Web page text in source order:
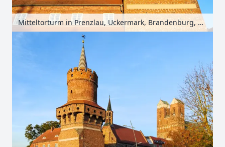
Mitteltorturm in Prenzlau, Uckermark, Brandenburg, Deutschland